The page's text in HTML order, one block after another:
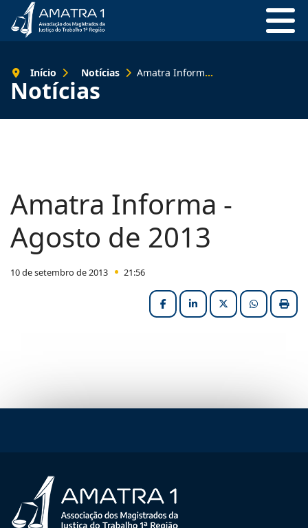
Notícias
Início Notícias Amatra Informa - Agosto de 2013
Amatra Informa -
Agosto de 2013
10 de setembro de 2013 21:56
FacebookLinkedInX (formerly